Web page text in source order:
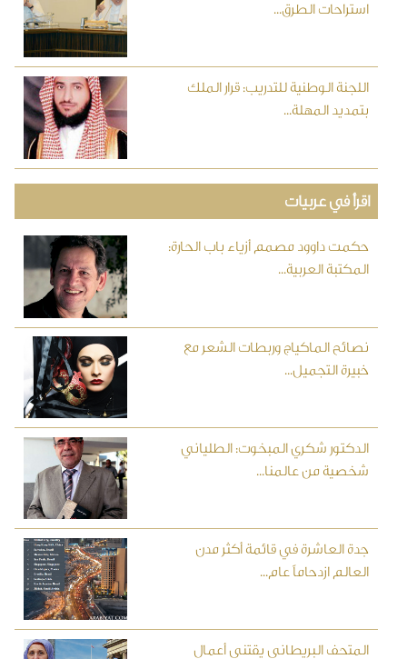
استراحات الطرق...
اللجنة الوطنية للتدريب: قرار الملك
بتمديد المهلة...
اقرأ في عربيات
حكمت داوود مصمم أزياء باب الحارة:
المكتبة العربية...
نصائح الماكياج وربطات الشعر مع
خبيرة التجميل...
الدكتور شكري المبخوت: الطلياني
شخصية من عالمنا...
جدة العاشرة في قائمة أكثر مدن
العالم ازدحاماً عام...
المتحف البريطاني يقتني أعمال